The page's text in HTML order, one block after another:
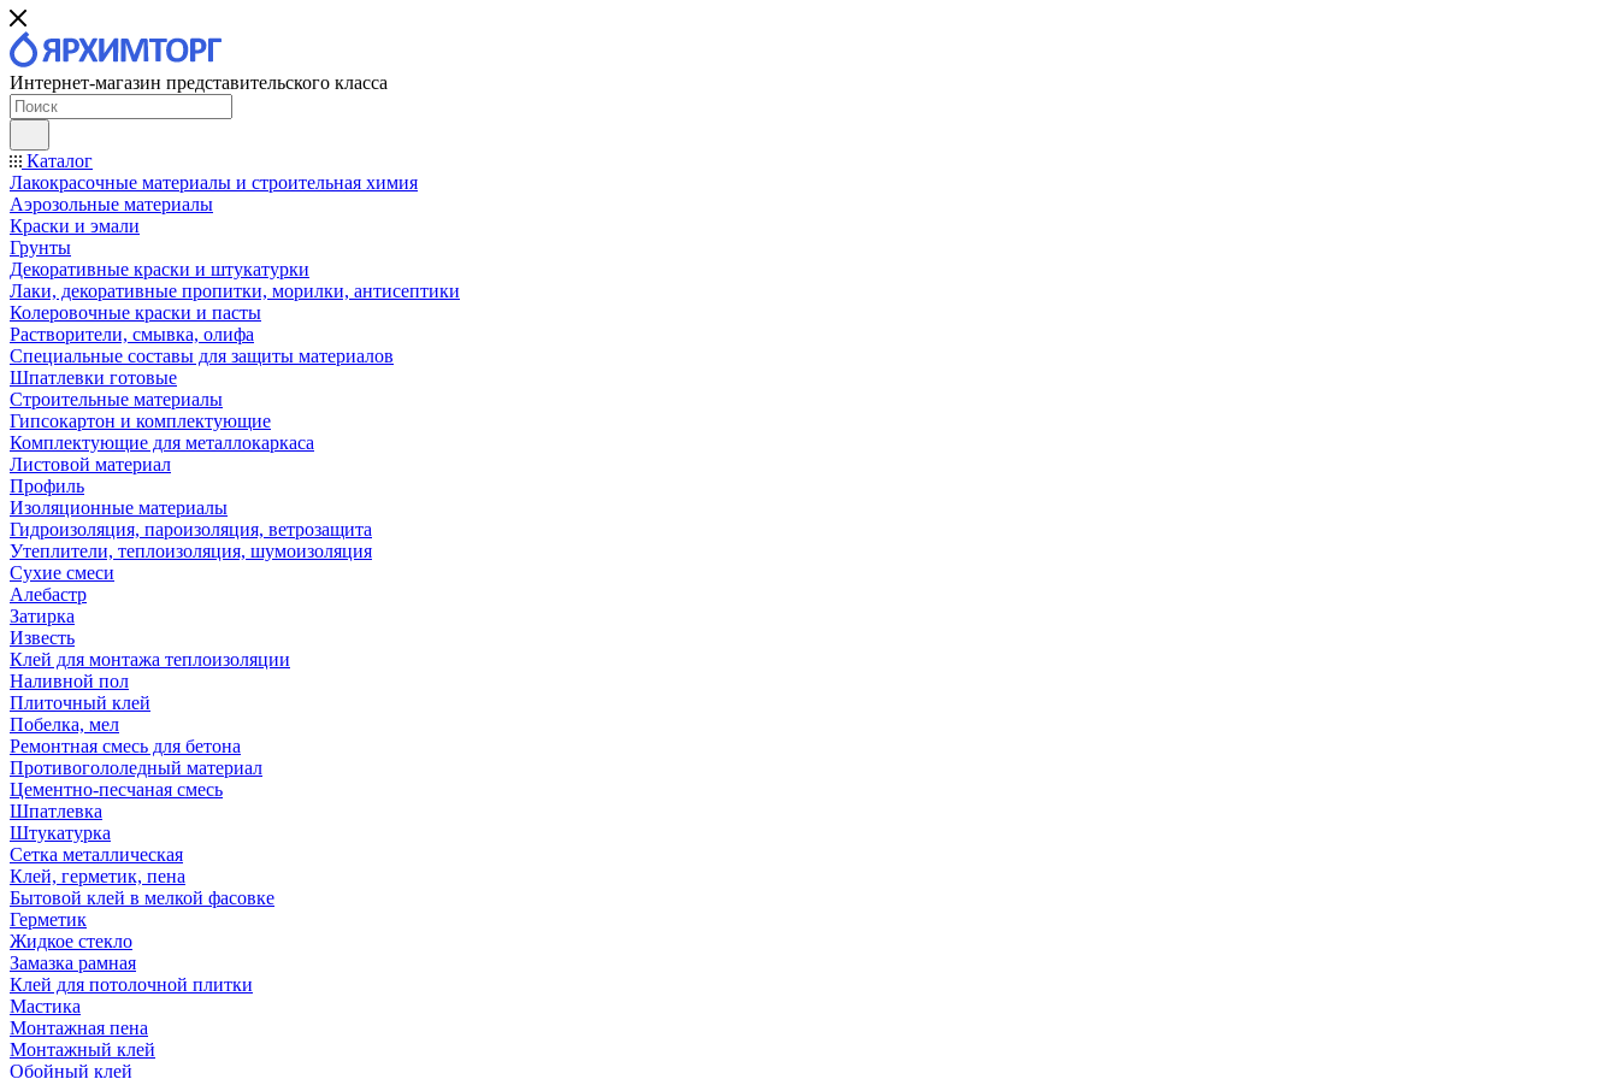
Интернет-магазин представительского класса
Каталог
Лакокрасочные материалы и строительная химия
Аэрозольные материалы
Краски и эмали
Грунты
Декоративные краски и штукатурки
Лаки, декоративные пропитки, морилки, антисептики
Колеровочные краски и пасты
Растворители, смывка, олифа
Специальные составы для защиты материалов
Шпатлевки готовые
Строительные материалы
Гипсокартон и комплектующие
Комплектующие для металлокаркаса
Листовой материал
Профиль
Изоляционные материалы
Гидроизоляция, пароизоляция, ветрозащита
Утеплители, теплоизоляция, шумоизоляция
Сухие смеси
Алебастр
Затирка
Известь
Клей для монтажа теплоизоляции
Наливной пол
Плиточный клей
Побелка, мел
Ремонтная смесь для бетона
Противогололедный материал
Цементно-песчаная смесь
Шпатлевка
Штукатурка
Сетка металлическая
Клей, герметик, пена
Бытовой клей в мелкой фасовке
Герметик
Жидкое стекло
Замазка рамная
Клей для потолочной плитки
Мастика
Монтажная пена
Монтажный клей
Обойный клей